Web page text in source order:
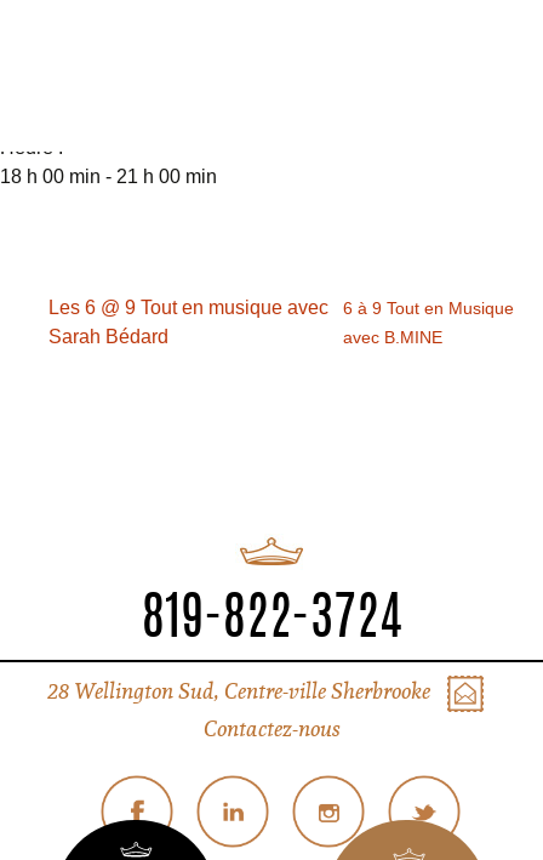
Heure :
18 h 00 min - 21 h 00 min
Les 6 @ 9 Tout en musique avec
Sarah Bédard
6 à 9 Tout en Musique
avec B.MINE
819-822-3724
28 Wellington Sud, Centre-ville Sherbrooke
Contactez-nous